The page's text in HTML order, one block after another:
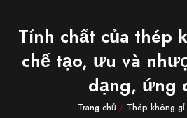
Tính chất của thép
chế tạo, ưu và
dạng, ứng
Trang chủ / Thép không gỉ